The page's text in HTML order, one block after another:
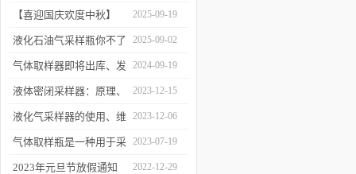
器原理与使用
器项目顺利交付
【喜迎国庆欢度中秋】
2025年国庆中秋放假通知
2025-09-19
液化石油气采样瓶你不了
解的知识！
2025-09-02
气体取样器即将出库、发
货！
2024-09-19
液体密闭采样器：原理、
应用和优势
2023-12-15
液化气采样器的使用、维
护与优化
2023-12-06
气体取样瓶是一种用于采
集、贮存和分析气体样品
2023-07-19
2023年元旦节放假通知 2022-12-29